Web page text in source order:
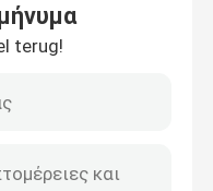
terug!